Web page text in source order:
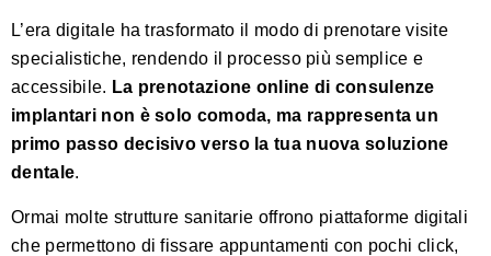
L’era digitale ha trasformato il modo di prenotare visite
specialistiche, rendendo il processo più semplice e
accessibile. La prenotazione online di consulenze
implantari non è solo comoda, ma rappresenta un
primo passo decisivo verso la tua nuova soluzione
dentale.
Ormai molte strutture sanitarie offrono piattaforme digitali
che permettono di fissare appuntamenti con pochi click,